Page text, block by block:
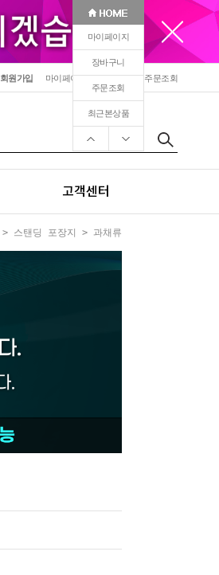
마이페이지
장바구니
주문조회
최근본상품
회원가입 마이페이지 장바구니 주문조회
고객센터
> 스탠딩 포장지 > 과채류